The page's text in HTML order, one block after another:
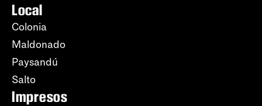
Local
Colonia
Maldonado
Paysandú
Salto
Impresos